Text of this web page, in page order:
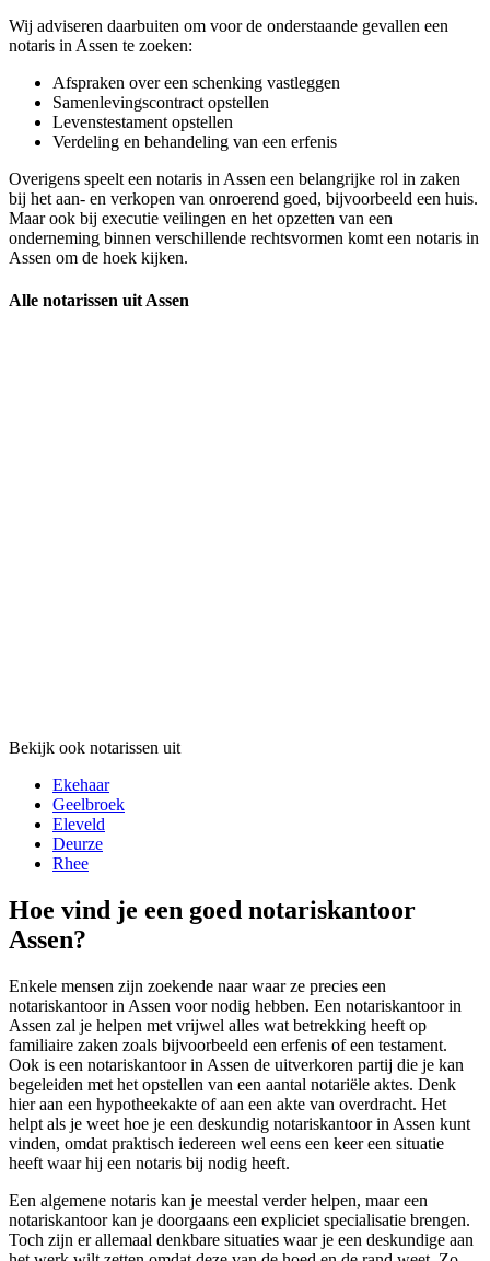
Wij adviseren daarbuiten om voor de onderstaande gevallen een
notaris in Assen te zoeken:
Afspraken over een schenking vastleggen
Samenlevingscontract opstellen
Levenstestament opstellen
Verdeling en behandeling van een erfenis
Overigens speelt een notaris in Assen een belangrijke rol in zaken
bij het aan- en verkopen van onroerend goed, bijvoorbeeld een huis.
Maar ook bij executie veilingen en het opzetten van een
onderneming binnen verschillende rechtsvormen komt een notaris in
Assen om de hoek kijken.
Alle notarissen uit Assen
Bekijk ook notarissen uit
Ekehaar
Geelbroek
Eleveld
Deurze
Rhee
Hoe vind je een goed notariskantoor
Assen?
Enkele mensen zijn zoekende naar waar ze precies een
notariskantoor in Assen voor nodig hebben. Een notariskantoor in
Assen zal je helpen met vrijwel alles wat betrekking heeft op
familiaire zaken zoals bijvoorbeeld een erfenis of een testament.
Ook is een notariskantoor in Assen de uitverkoren partij die je kan
begeleiden met het opstellen van een aantal notariële aktes. Denk
hier aan een hypotheekakte of aan een akte van overdracht. Het
helpt als je weet hoe je een deskundig notariskantoor in Assen kunt
vinden, omdat praktisch iedereen wel eens een keer een situatie
heeft waar hij een notaris bij nodig heeft.
Een algemene notaris kan je meestal verder helpen, maar een
notariskantoor kan je doorgaans een expliciet specialisatie brengen.
Toch zijn er allemaal denkbare situaties waar je een deskundige aan